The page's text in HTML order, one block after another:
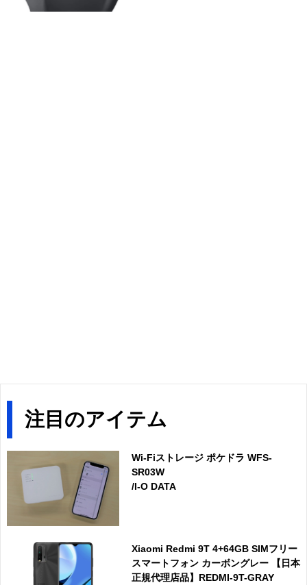
注目のアイテム
Wi-Fiストレージ ポケドラ WFS-
SR03W
/I-O DATA
Xiaomi Redmi 9T 4+64GB SIMフリー
スマートフォン カーボングレー 【日本
正規代理店品】REDMI-9T-GRAY